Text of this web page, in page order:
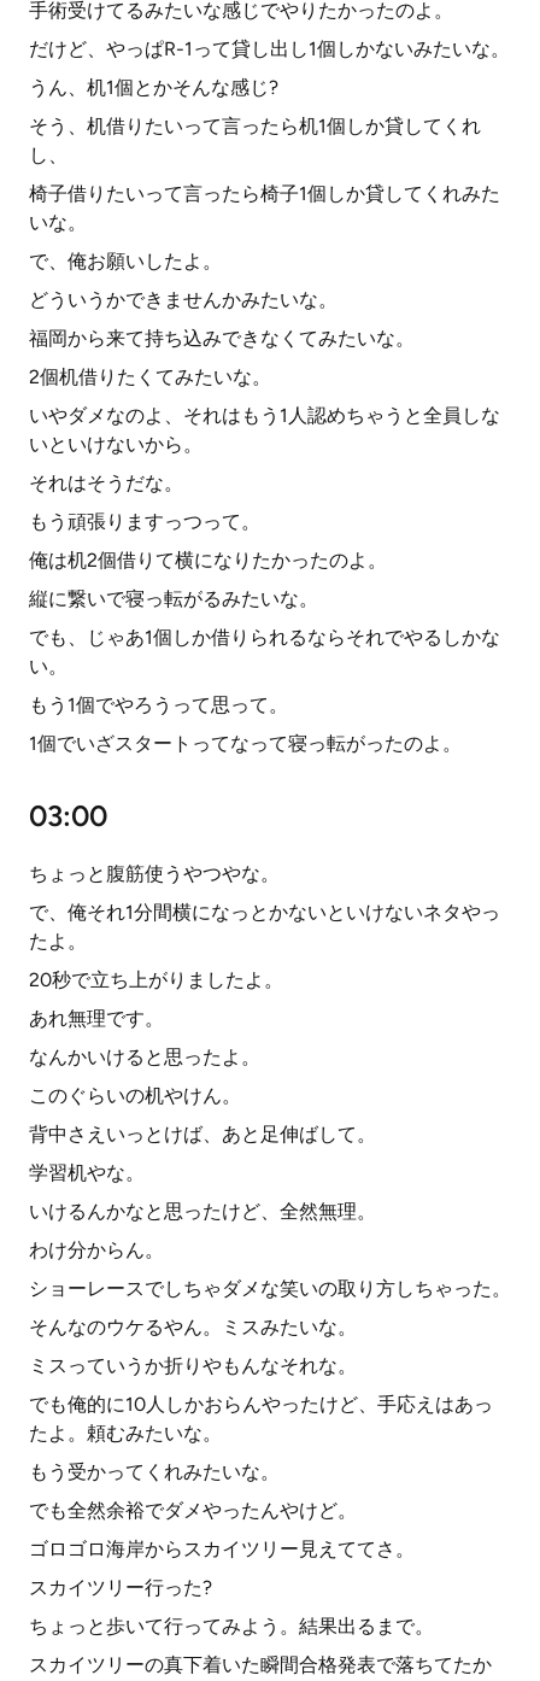
手術受けてるみたいな感じでやりたかったのよ。
だけど、やっぱR-1って貸し出し1個しかないみたいな。
うん、机1個とかそんな感じ?
そう、机借りたいって言ったら机1個しか貸してくれ
し、
椅子借りたいって言ったら椅子1個しか貸してくれみた
いな。
で、俺お願いしたよ。
どういうかできませんかみたいな。
福岡から来て持ち込みできなくてみたいな。
2個机借りたくてみたいな。
いやダメなのよ、それはもう1人認めちゃうと全員しな
いといけないから。
それはそうだな。
もう頑張りますっつって。
俺は机2個借りて横になりたかったのよ。
縦に繋いで寝っ転がるみたいな。
でも、じゃあ1個しか借りられるならそれでやるしかな
い。
もう1個でやろうって思って。
1個でいざスタートってなって寝っ転がったのよ。
03:00
ちょっと腹筋使うやつやな。
で、俺それ1分間横になっとかないといけないネタやっ
たよ。
20秒で立ち上がりましたよ。
あれ無理です。
なんかいけると思ったよ。
このぐらいの机やけん。
背中さえいっとけば、あと足伸ばして。
学習机やな。
いけるんかなと思ったけど、全然無理。
わけ分からん。
ショーレースでしちゃダメな笑いの取り方しちゃった。
そんなのウケるやん。ミスみたいな。
ミスっていうか折りやもんなそれな。
でも俺的に10人しかおらんやったけど、手応えはあっ
たよ。頼むみたいな。
もう受かってくれみたいな。
でも全然余裕でダメやったんやけど。
ゴロゴロ海岸からスカイツリー見えててさ。
スカイツリー行った?
ちょっと歩いて行ってみよう。結果出るまで。
スカイツリーの真下着いた瞬間合格発表で落ちてたか